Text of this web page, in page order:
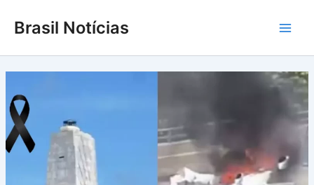
para
conteúdo
Brasil Notícias